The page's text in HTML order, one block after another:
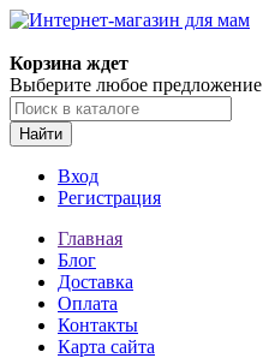
Корзина ждет
Выберите любое предложение
Найти
Вход
Регистрация
Главная
Блог
Доставка
Оплата
Контакты
Карта сайта